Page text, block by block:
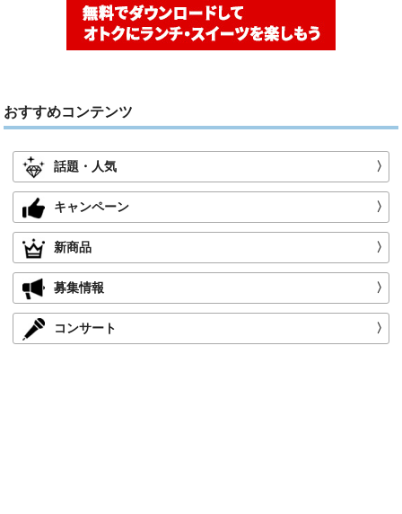
おすすめコンテンツ
話題・人気 〉
キャンペーン 〉
新商品 〉
募集情報 〉
コンサート 〉